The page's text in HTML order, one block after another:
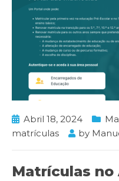
Abril 18, 2024
matrículas
by
Matrículas